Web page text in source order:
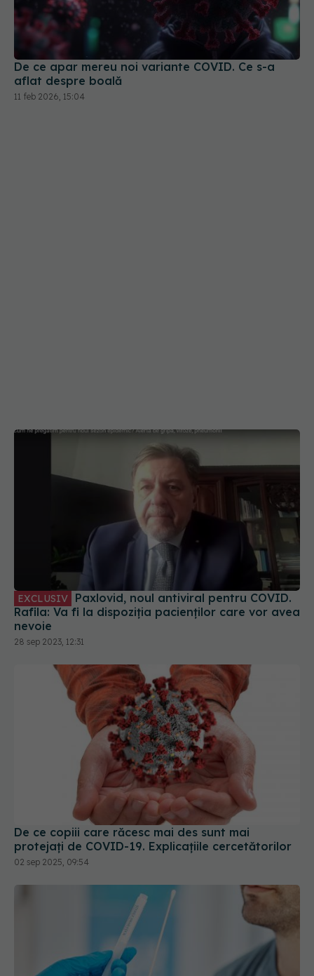
De ce apar mereu noi variante COVID. Ce s-a
aflat despre boală
11 feb 2026, 15:04
Rafila: Va fi la dispoziția pacienților care vor avea
28 sep 2023, 12:31
De ce copiii care răcesc mai des sunt mai
protejați de COVID-19. Explicațiile cercetătorilor
02 sep 2025, 09:54